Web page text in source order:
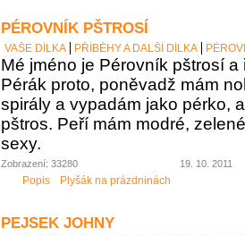
PÉROVNÍK PŠTROSÍ
VAŠE DÍLKA PŘÍBĚHY A DALŠÍ DÍLKA
Mé jméno je Pérovník pštrosí a
Pérák proto, poněvadž mám
spirály a vypadám jako pérko,
pštros. Peří mám modré,
sexy.
Zobrazení: 33280 19. 10. 2011
Popis Plyšák na prázdninách
PEJSEK JOHNY